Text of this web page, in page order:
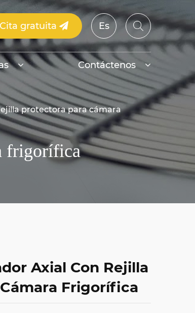
Cita gratuita Es
Contáctenos
protectora para cámara
frigorífica
Axial Con Rejilla
Frigorífica